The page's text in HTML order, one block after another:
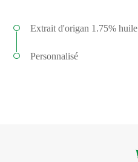
Extrait d'origan 1.75%
Personnalisé